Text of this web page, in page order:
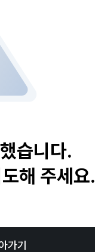
습니다.
해 주세요.
가기